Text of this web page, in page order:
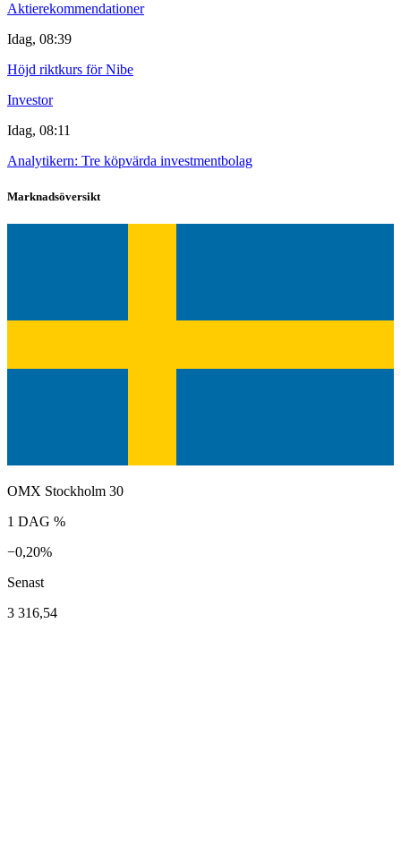
Aktierekommendationer
Idag, 08:39
Höjd riktkurs för Nibe
Investor
Idag, 08:11
Analytikern: Tre köpvärda investmentbolag
Marknadsöversikt
OMX Stockholm 30
1 DAG %
−0,20%
Senast
3 316,54